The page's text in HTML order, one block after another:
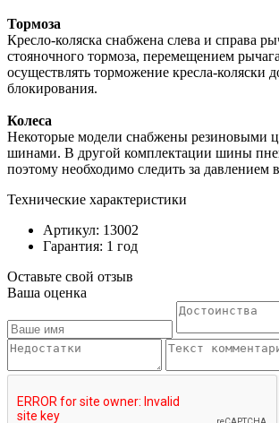
Тормоза
Кресло-коляска снабжена слева и справа
стояночного тормоза, перемещением
осуществлять торможение кресла-коляски
блокирования.
Колеса
Некоторые модели снабжены резиновыми
шинами. В другой комплектации шины
поэтому необходимо следить за давлением
Технические характеристики
Артикул: 13002
Гарантия: 1 год
Оставьте свой отзыв
Ваша оценка